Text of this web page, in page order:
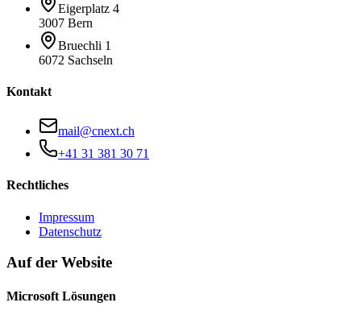
Eigerplatz 4
3007 Bern
Bruechli 1
6072 Sachseln
Kontakt
mail@cnext.ch
+41 31 381 30 71
Rechtliches
Impressum
Datenschutz
Auf der Website
Microsoft Lösungen